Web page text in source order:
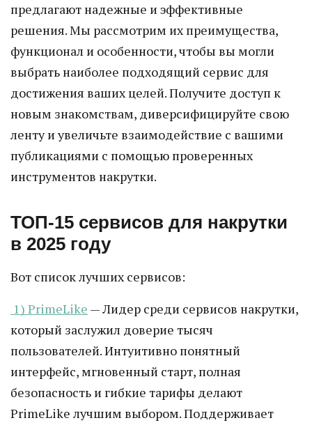
предлагают надежные и эффективные
решения. Мы рассмотрим их преимущества,
функционал и особенности, чтобы вы могли
выбрать наиболее подходящий сервис для
достижения ваших целей. Получите доступ к
новым знакомствам, диверсифицируйте свою
ленту и увеличьте взаимодействие с вашими
публикациями с помощью проверенных
инструментов накрутки.
ТОП-15 сервисов для накрутки
в 2025 году
Вот список лучших сервисов:
1) PrimeLike — Лидер среди сервисов накрутки,
который заслужил доверие тысяч
пользователей. Интуитивно понятный
интерфейс, мгновенный старт, полная
безопасность и гибкие тарифы делают
PrimeLike лучшим выбором. Поддерживает